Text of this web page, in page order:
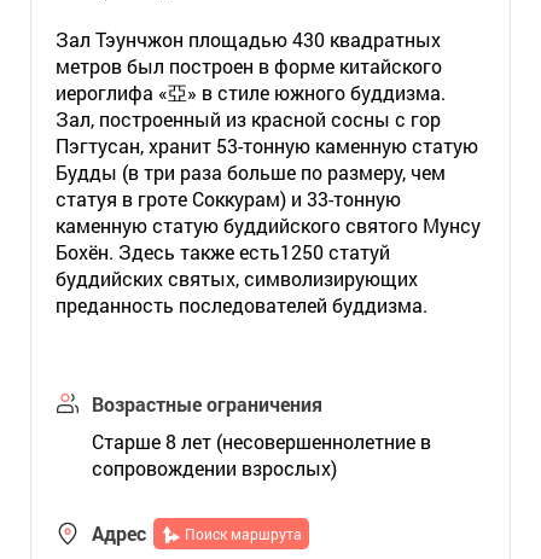
Зал Тэунчжон площадью 430 квадратных
метров был построен в форме китайского
иероглифа «亞» в стиле южного буддизма.
Зал, построенный из красной сосны с гор
Пэгтусан, хранит 53-тонную каменную статую
Будды (в три раза большепо размеру, чем
статуя в гроте Соккурам) и 33-тонную
каменную статую буддийского святого Мунсу
Бохён. Здесь также есть1250 статуй
буддийскихсвятых, символизирующих
преданность последователей буддизма.
Возрастные ограничения
Старше 8 лет (несовершеннолетние в
сопровождении взрослых)
Адрес Поиск маршрута